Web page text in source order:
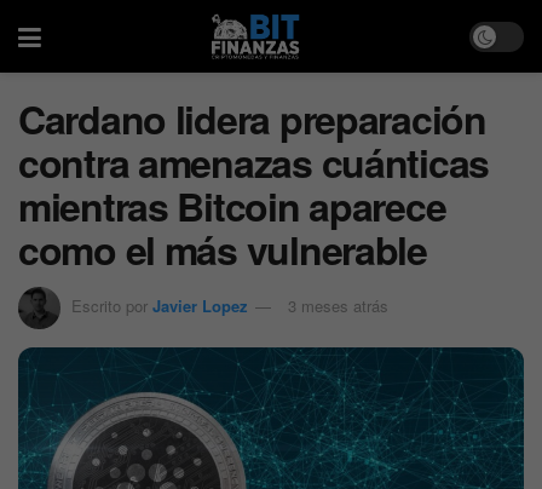
Cardano lidera preparación
contra amenazas cuánticas
mientras Bitcoin aparece
como el más vulnerable
Escrito por Javier Lopez 3 meses atrás